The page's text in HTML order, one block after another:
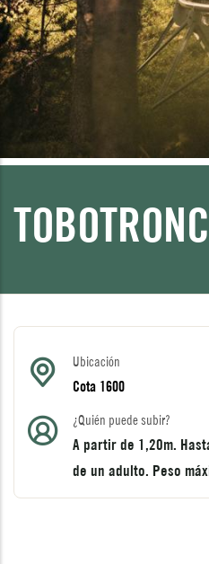
TOBOTRONC
Ubicación
Cota 1600
¿Quién puede subir?
A partir de 1,20m.
de un adulto. Peso